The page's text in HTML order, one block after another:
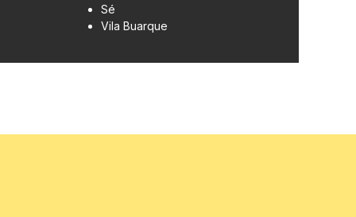
Sé
Vila Buarque